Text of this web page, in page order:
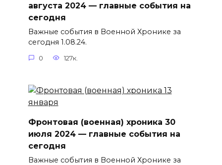
августа 2024 — главные события на
сегодня
Важные события в Военной Хронике за
сегодня 1.08.24.
0 127к.
Фронтовая (военная) хроника 30
июля 2024 — главные события на
сегодня
Важные события в Военной Хронике за